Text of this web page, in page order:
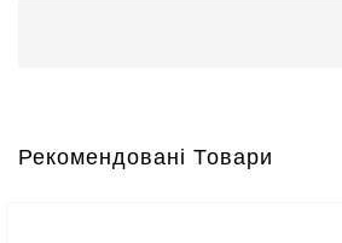
Рекомендовані Товари